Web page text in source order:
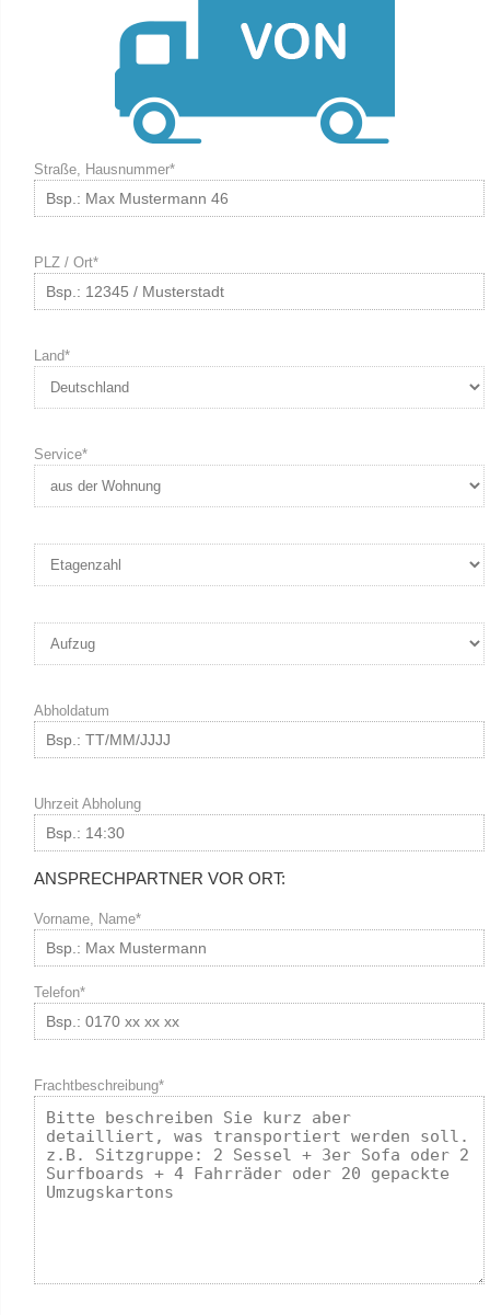
Straße, Hausnummer*
PLZ / Ort*
Land*
Service*
Abholdatum
Uhrzeit Abholung
ANSPRECHPARTNER VOR ORT:
Vorname, Name*
Telefon*
Frachtbeschreibung*